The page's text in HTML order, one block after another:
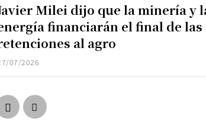
Milei dijo que la minería y
financiarán el final de las
al agro
07/2026